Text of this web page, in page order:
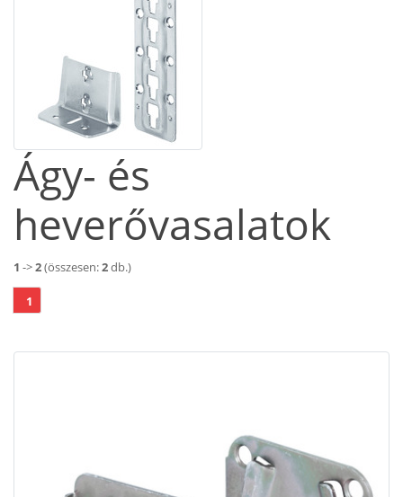
Ágy- és
heverővasalatok
1 ->2(összesen:2db.)
1